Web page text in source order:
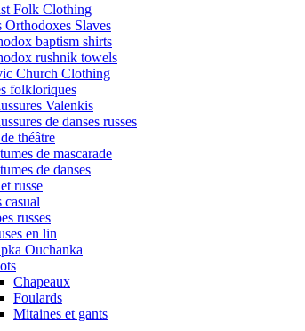
Folk Clothing
Orthodoxes Slaves
baptism shirts
rushnik towels
Church Clothing
folkloriques
Valenkis
de danses russes
théâtre
de mascarade
de danses
russe
casual
russes
en lin
Ouchanka
Chapeaux
Foulards
Mitaines et gants